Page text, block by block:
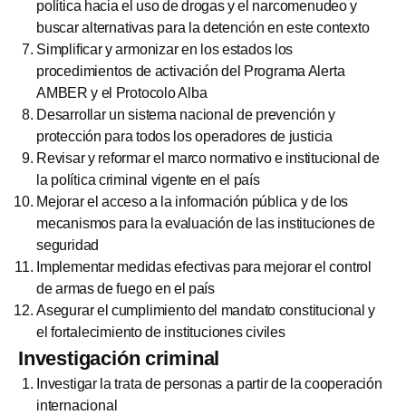
política hacia el uso de drogas y el narcomenudeo y
buscar alternativas para la detención en este contexto
Simplificar y armonizar en los estados los
procedimientos de activación del Programa Alerta
AMBER y el Protocolo Alba
Desarrollar un sistema nacional de prevención y
protección para todos los operadores de justicia
Revisar y reformar el marco normativo e institucional de
la política criminal vigente en el país
Mejorar el acceso a la información pública y de los
mecanismos para la evaluación de las instituciones de
seguridad
Implementar medidas efectivas para mejorar el control
de armas de fuego en el país
Asegurar el cumplimiento del mandato constitucional y
el fortalecimiento de instituciones civiles
Investigación criminal
Investigar la trata de personas a partir de la cooperación
internacional